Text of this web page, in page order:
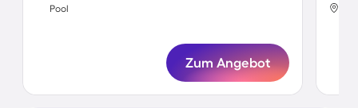
Pool
Zum Angebot